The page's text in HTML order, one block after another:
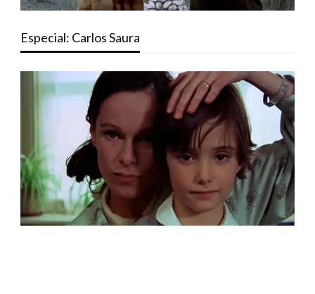
Especial: Carlos Saura